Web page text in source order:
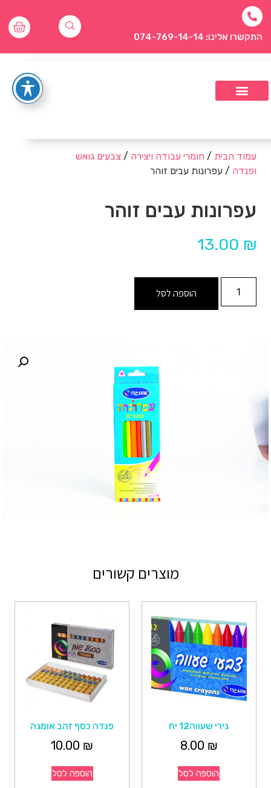
התקשרו אלינו: 074-769-14-14
עמוד הבית / חומרי עבודה ויצירה / צבעים גואש
ופנדה / עפרונות עבים זוהר
עפרונות עבים זוהר
13.00 ₪
הוספה לסל
מוצרים קשורים
גירי שעווה12 יח
8.00 ₪
הוספה לסל
פנדה כסף זהב אומגה
10.00 ₪
הוספה לסל